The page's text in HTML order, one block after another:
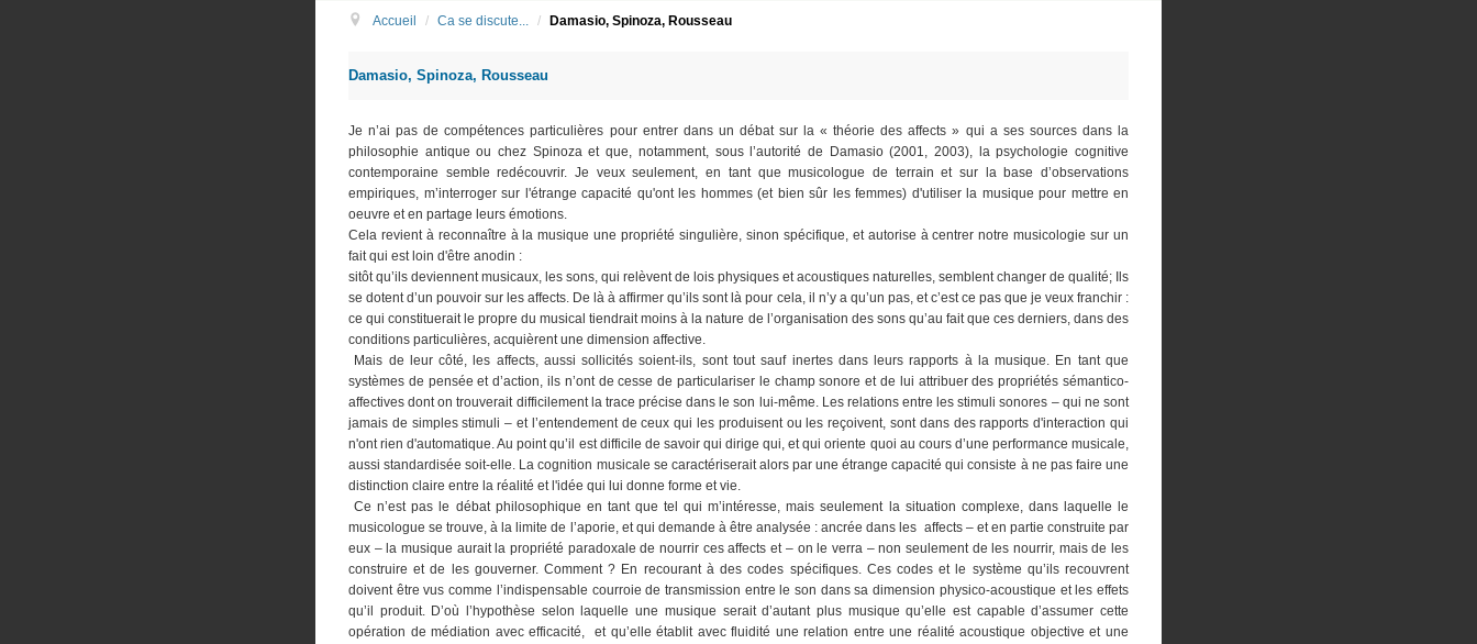
Accueil / Ca se discute... / Damasio, Spinoza, Rousseau
Damasio, Spinoza, Rousseau
Je n’ai pas de compétences particulières pour entrer dans un débat sur la « théorie des affects » qui a ses sources dans la
philosophie antique ou chez Spinoza et que, notamment, sous l’autorité de Damasio (2001, 2003), la psychologie cognitive
contemporaine semble redécouvrir. Je veux seulement, en tant que musicologue de terrain et sur la base d’observations
empiriques, m’interroger sur l'étrange capacité qu'ont les hommes (et bien sûr les femmes) d'utiliser la musique pour mettre en
oeuvre et en partage leurs émotions.
Cela revient à reconnaître à la musique une propriété singulière, sinon spécifique, et autorise à centrer notre musicologie sur un
fait qui est loin d'être anodin :
sitôt qu’ils deviennent musicaux, les sons, qui relèvent de lois physiques et acoustiques naturelles, semblent changer de qualité; Ils
se dotent d’un pouvoir sur les affects. De là à affirmer qu’ils sont là pour cela, il n’y a qu’un pas, et c’est ce pas que je veux franchir :
ce qui constituerait le propre du musical tiendrait moins à la nature de l’organisation des sons qu’au fait que ces derniers, dans des
conditions particulières, acquièrent une dimension affective.
Mais de leur côté, les affects, aussi sollicités soient-ils, sont tout sauf inertes dans leurs rapports à la musique. En tant que
systèmes de pensée et d’action, ils n’ont de cesse de particulariser le champ sonore et de lui attribuer des propriétés sémantico-
affectives dont on trouverait difficilement la trace précise dans le son lui-même. Les relations entre les stimuli sonores – qui ne sont
jamais de simples stimuli – et l’entendement de ceux qui les produisent ou les reçoivent, sont dans des rapports d'interaction qui
n'ont rien d'automatique. Au point qu’il est difficile de savoir qui dirige qui, et qui oriente quoi au cours d’une performance musicale,
aussi standardisée soit-elle. La cognition musicale se caractériserait alors par une étrange capacité qui consiste à ne pas faire une
distinction claire entre la réalité et l'idée qui lui donne forme et vie.
Ce n’est pas le débat philosophique en tant que tel qui m’intéresse, mais seulement la situation complexe, dans laquelle le
musicologue se trouve, à la limite de l’aporie, et qui demande à être analysée : ancrée dans les affects – et en partie construite par
eux – la musique aurait la propriété paradoxale de nourrir ces affects et – on le verra – non seulement de les nourrir, mais de les
construire et de les gouverner. Comment ? En recourant à des codes spécifiques. Ces codes et le système qu’ils recouvrent
doivent être vus comme l’indispensable courroie de transmission entre le son dans sa dimension physico-acoustique et les effets
qu’il produit. D’où l’hypothèse selon laquelle une musique serait d’autant plus musique qu’elle est capable d’assumer cette
opération de médiation avec efficacité, et qu’elle établit avec fluidité une relation entre une réalité acoustique objective et une